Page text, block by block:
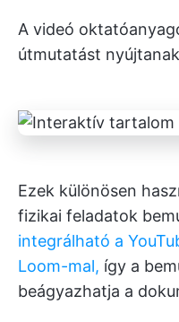
A videó
útmutatást
Ezek különösen
fizikai feladatok
integrálható a
Loom-mal, így a
beágyazhatja a